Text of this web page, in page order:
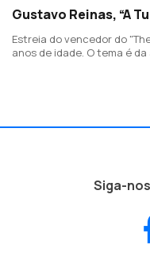
Gustavo Reinas, “A
Estreia do vencedor do
anos de idade. O tema é
Siga-